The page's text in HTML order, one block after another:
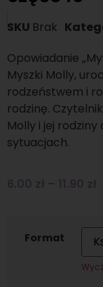
SKU Brak
Opowiadanie
Myszki Molly,
rodzeństwem i
rodzinę.
Molly i jej
sytuacjach.
Format